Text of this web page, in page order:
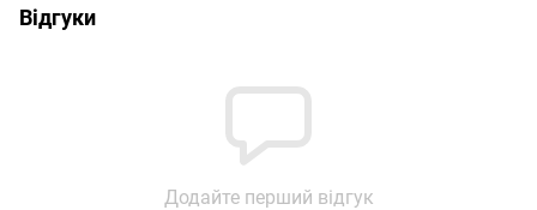
Відгуки
Додайте перший відгук